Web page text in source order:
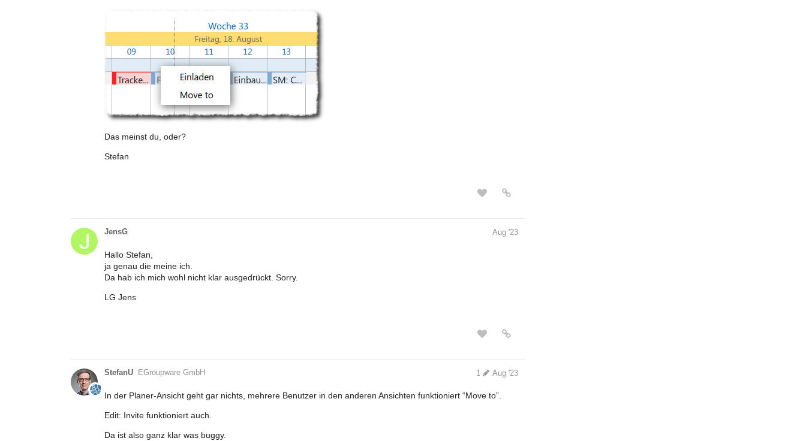
Das meinst du, oder?
Stefan
JensG Aug '23
Hallo Stefan,
ja genau die meine ich.
Da hab ich mich wohl nicht klar ausgedrückt. Sorry.
LG Jens
StefanU EGroupware GmbH Aug '23
1
In der Planer-Ansicht geht gar nichts, mehrere Benutzer in den anderen Ansichten funktioniert “Move to”.
Edit: Invite funktioniert auch.
Da ist also ganz klar was buggy.